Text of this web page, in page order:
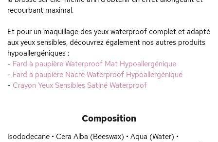
recourbant maximal.
Et pour un maquillage des yeux waterproof complet et adapté
aux yeux sensibles, découvrez également nos autres produits
hypoallergéniques :
- Fard à paupière Waterproof Mat Hypoallergénique
- Fard à paupière Nacré Waterproof Hypoallergénique
- Crayon Yeux Sensibles Satiné Waterproof
Composition
Isododecane • Cera Alba (Beeswax) • Aqua (Water) •